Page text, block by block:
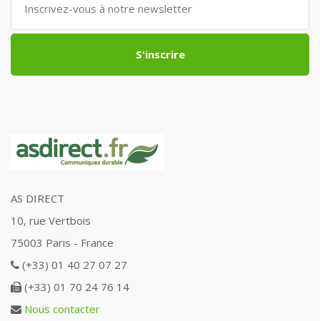
S'inscrire
AS DIRECT
10, rue Vertbois
75003 Paris - France
(+33) 01 40 27 07 27
(+33) 01 70 24 76 14
Nous contacter